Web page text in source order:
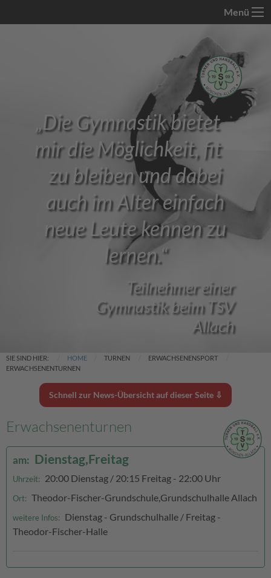
Menü
Die Gymnastik bietet
mir die Möglichkeit, fit
zu bleiben und dabei
auch im Alter einfach
neue Leute kennen zu
lernen.“
Teilnehmer einer
Gymnastik beim TSV
Allach
SIE SIND HIER: HOME TURNEN
ERWACHSENENSPORT
ERWACHSENENTURNEN
Schnell zur News-Übersicht auf dieser Seite ⇩
Erwachsenenturnen
am: Dienstag,Freitag
Uhrzeit: 20:00 Dienstag / 20:15 Freitag - 22:00 Uhr
Ort: Theodor-Fischer-Grundschule,Grundschulhalle Allach
weitere Infos:
Dienstag - Grundschulhalle / Freitag -
Theodor-Fischer-Halle